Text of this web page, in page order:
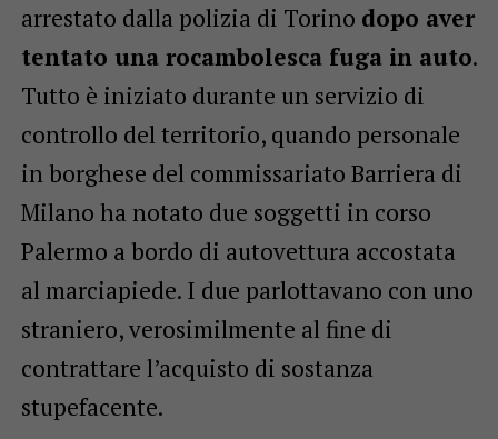
arrestato dalla polizia di Torino dopo aver
tentato una rocambolesca fuga in auto.
Tutto è iniziato durante un servizio di
controllo del territorio, quando personale
in borghese del commissariato Barriera di
Milano ha notato due soggetti in corso
Palermo a bordo di autovettura accostata
al marciapiede. I due parlottavano con uno
straniero, verosimilmente al fine di
contrattare l’acquisto di sostanza
stupefacente.